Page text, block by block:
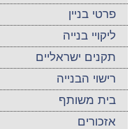
פרטי בניין
ליקויי בנייה
תקנים ישראליים
רישוי הבנייה
בית משותף
אזכורים